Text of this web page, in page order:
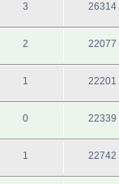
3 26314
2 22077
1 22201
0 22339
1 22742